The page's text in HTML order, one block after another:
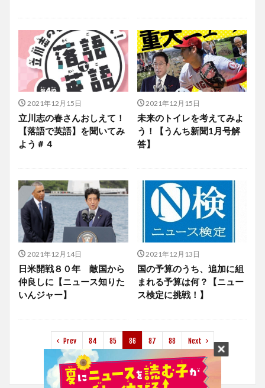
2021年12月15日
立川志の春さんおしえて！
【落語で英語】を聞いてみ
よう＃４
2021年12月15日
未来のトイレを考えてみよ
う！【うんち新聞1月号解
答】
2021年12月14日
日米開戦８０年 敵国から
仲良しに【ニュース知りた
いんジャー】
2021年12月13日
国の予算のうち、追加に組
まれる予算は何？【ニュー
ス検定に挑戦！】
Prev 84 85 86 87 88 Next